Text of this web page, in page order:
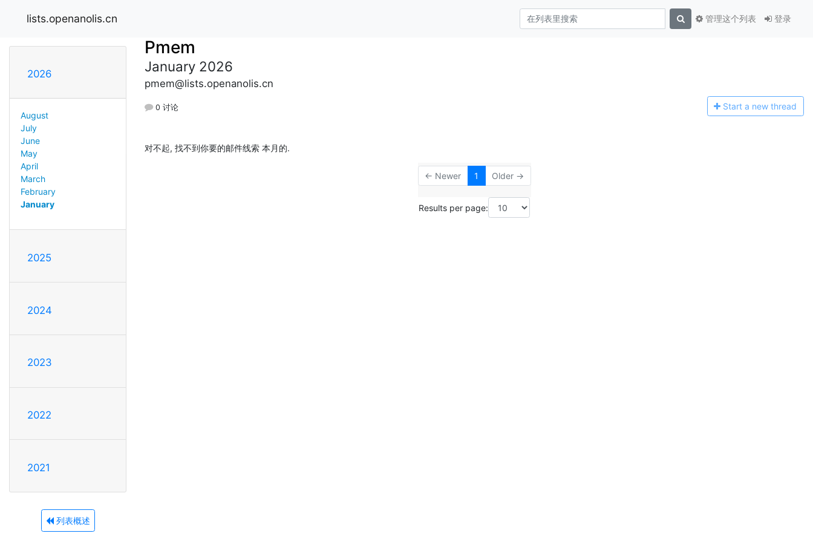
lists.openanolis.cn 登录
管理这个列表
2026
August
July
June
May
April
March
February
January
2025
2024
2023
2022
2021
列表概述
Pmem
January 2026
pmem@lists.openanolis.cn
0 讨论 Start a new thread
对不起, 找不到你要的邮件线索 本月的.
← Newer 1 Older →
Results per page: